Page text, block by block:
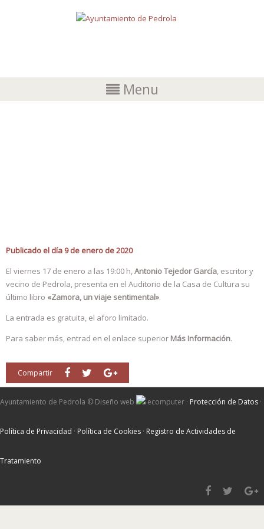
Menu
Publicado el día 9 de enero de 2020
El viernes 17 de enero a las 19:00 h,Antonio Tejedor García, escritor y
vecino de Pedrola, presenta en el Auditorio de la Casa de Cultura su
último libro «Zamora, un viaje sentimental».
La entrada es gratuita, el aforo limitado.
Para saber más, entrad en el enlace superior Más Información.
Compartir
Ayuntamiento de Pedrola © Diseño web ecomputer · Protección de Datos ·
Política de Privacidad · Política de Cookies · Registro de Actividades de
Tratamiento